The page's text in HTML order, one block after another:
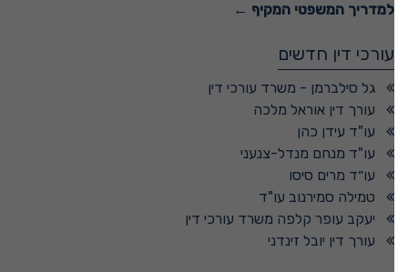
למדריך המשפטי המקיף ←
עורכי דין חדשים
גל סילברמן - משרד עורכי דין
עורך דין אוראל מלכה
עו"ד עידן כהן
עו"ד מנחם מנדל-צנעני
עו״ד מרים סיסו
טמילה סמירנוב עו"ד
יעקב עופר קלפה משרד עורכי דין
עורך דין יובל זינדני